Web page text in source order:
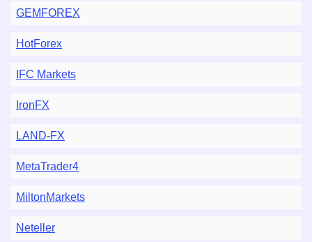
GEMFOREX
HotForex
IFC Markets
IronFX
LAND-FX
MetaTrader4
MiltonMarkets
Neteller